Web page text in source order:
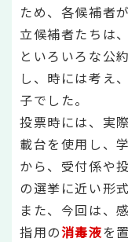
ため、各候補者
立候補者たちは
といろいろな公
し、時には考え
子でした。
投票時には、実
載台を使用し、
から、受付係や
の選挙に近い形
また、今回は、
指用の消毒液を